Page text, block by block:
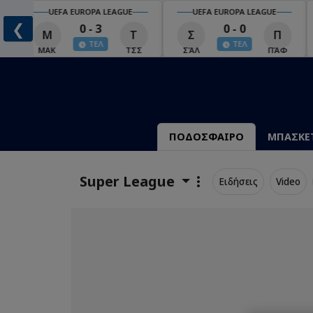
❮
UEFA EUROPA LEAGUE
Μ
ΜΑΚ
0 - 3
ΤΕΛ
Τ
ΤΣΣ
UEFA EUROPA LEAGUE
Σ
ΣΆΛ
0 - 0
ΤΕΛ
Π
ΠΆΦ
ΠΟΔΟΣΦΑΙΡΟ
Super League Ειδήσεις Video